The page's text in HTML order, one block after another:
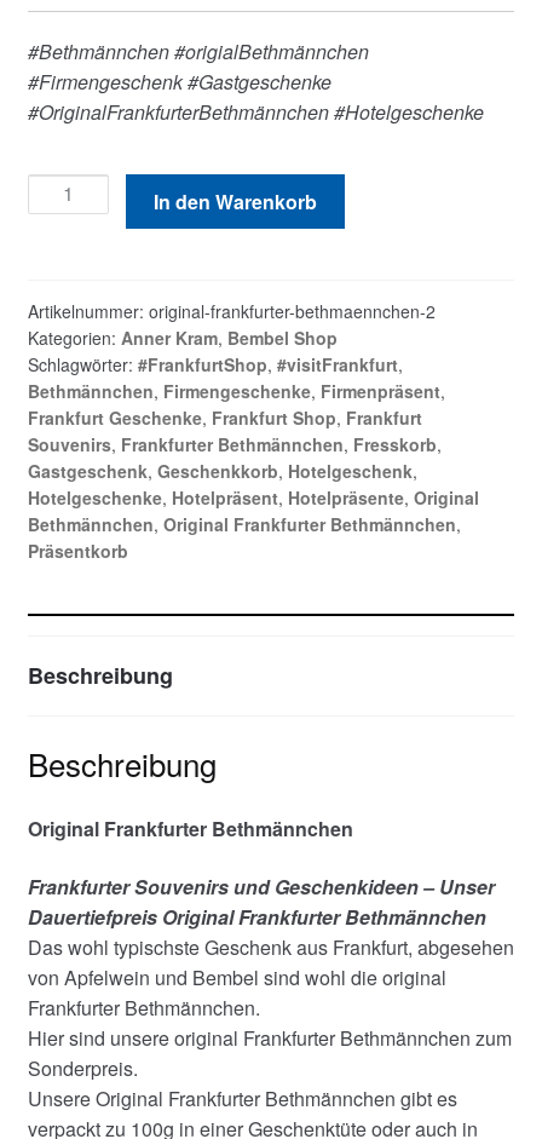
#Bethmännchen #origialBethmännchen
#Firmengeschenk #Gastgeschenke
#OriginalFrankfurterBethmännchen #Hotelgeschenke
Original
Frankfurter
In den Warenkorb
Artikelnummer: original-frankfurter-bethmaennchen-2
Kategorien: Anner Kram, Bembel Shop
Schlagwörter: #FrankfurtShop, #visitFrankfurt,
Bethmännchen, Firmengeschenke, Firmenpräsent,
Frankfurt Geschenke, Frankfurt Shop, Frankfurt
Souvenirs, Frankfurter Bethmännchen, Fresskorb,
Gastgeschenk, Geschenkkorb, Hotelgeschenk,
Hotelgeschenke, Hotelpräsent, Hotelpräsente, Original
Bethmännchen, Original Frankfurter Bethmännchen,
Präsentkorb
Beschreibung
Beschreibung
Original Frankfurter Bethmännchen
Frankfurter Souvenirs und Geschenkideen – Unser
Dauertiefpreis Original Frankfurter Bethmännchen
Das wohl typischste Geschenk aus Frankfurt, abgesehen
von Apfelwein und Bembel sind wohl die original
Frankfurter Bethmännchen.
Hier sind unsere original Frankfurter Bethmännchen zum
Sonderpreis.
Unsere Original Frankfurter Bethmännchen gibt es
verpackt zu 100g in einer Geschenktüte oder auch in